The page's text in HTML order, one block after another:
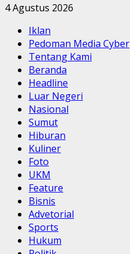
4 Agustus 2026
Iklan
Pedoman Media Cyber
Tentang Kami
Beranda
Headline
Luar Negeri
Nasional
Sumut
Hiburan
Kuliner
Foto
UKM
Feature
Bisnis
Advetorial
Sports
Hukum